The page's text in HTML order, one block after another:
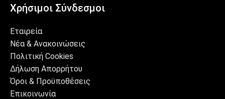
Χρήσιμοι Σύνδεσμοι
Εταιρεία
Νέα & Ανακοινώσεις
Πολιτική Cookies
Δήλωση Απορρήτου
Όροι & Προϋποθέσεις
Επικοινωνία